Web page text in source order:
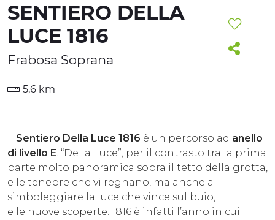
TERRITORIO
OUTDOOR
EVENTI
OFFERTE
ACCOGLIENZA
SENTIERO DELLA
LUCE 1816
Frabosa Soprana
5,6 km
Sentiero Della Luce 1816 è un percorso ad anello
di livello E. “Della Luce”, per il contrasto tra la prima
parte molto panoramica sopra il tetto della grotta,
e le tenebre che vi regnano, ma anche a
simboleggiare la luce che vince sul buio,
e le nuove scoperte. 1816 è infatti l’anno in cui